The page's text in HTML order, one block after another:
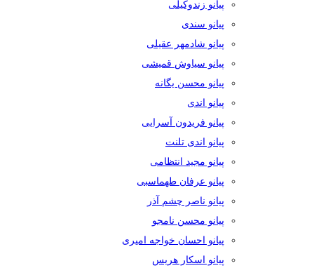
پیانو زندوکیلی
پیانو سندی
پیانو شادمهر عقیلی
پیانو سیاوش قمیشی
پیانو محسن یگانه
پیانو اندی
پیانو فریدون آسرایی
پیانو اندی تلنت
پیانو مجید انتظامی
پیانو عرفان طهماسبی
پیانو ناصر چشم آذر
پیانو محسن نامجو
پیانو احسان خواجه امیری
پیانو اسکار هریس